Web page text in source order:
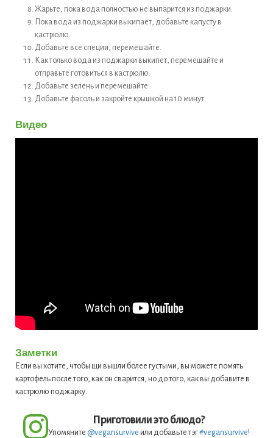
Жарьте, пока вода полностью не выпарится из поджарки.
Пока вода из поджарки выкипает, добавьте капусту в
кастрюлю.
Добавьте все специи, перемешайте.
Как только вода из поджарки выкипет, перемешайте и
отправьте готовиться в кастрюлю.
Добавьте зелень и перемешайте.
Добавьте фасоль и закройте крышкой на 10 минут.
Видео
Заметки
Если вы хотите, чтобы щи вышли более густыми, вы можете помять
картофель после того, как он сварится, но до того, как вы добавите в
кастрюлю поджарку.
Приготовили это блюдо?
Упомяните @vegansurvive или добавьте тэг#vegansurvive!